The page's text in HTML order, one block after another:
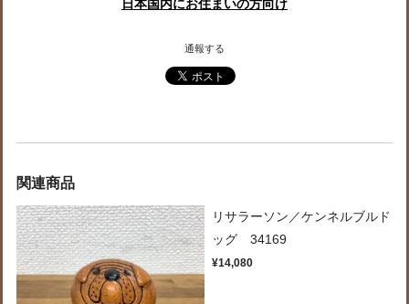
日本国内にお住まいの方向け
通報する
関連商品
リサラーソン／ケンネルブルド
ッグ 34169
¥14,080